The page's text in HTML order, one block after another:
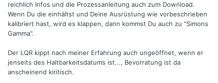
reichlich Infos und die Prozessanleitung auch zum Download.
Wenn Du die einhältst und Deine Ausrüstung wie vorbeschrieben
kalibriert hast, wird es klappen, dann kommst Du auch zu "Simons
Gamma".
Der LQR kippt nach meiner Erfahrung auch ungeöffnet, wenn er
jenseits des Haltbarkeitsdatums ist..., Bevorratung ist da
anscheinend kiritisch.